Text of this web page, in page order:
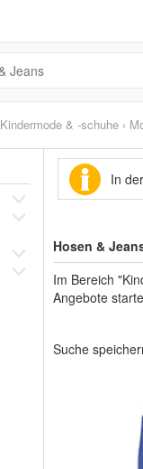
Kindermode & -schuhe ›
In
Hosen &
Im Bereich
Angebote
Suche